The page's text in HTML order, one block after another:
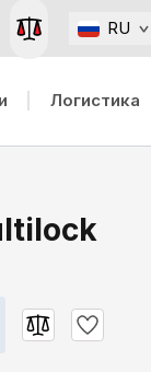
RU
Логистика